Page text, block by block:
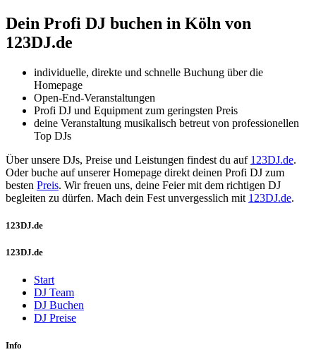
Dein Profi DJ buchen in Köln von
123DJ.de
individuelle, direkte und schnelle Buchung über die
Homepage
Open-End-Veranstaltungen
Profi DJ und Equipment zum geringsten Preis
deine Veranstaltung musikalisch betreut von professionellen
Top DJs
Über unsere DJs, Preise und Leistungen findest du auf 123DJ.de.
Oder buche auf unserer Homepage direkt deinen Profi DJ zum
besten Preis. Wir freuen uns, deine Feier mit dem richtigen DJ
begleiten zu dürfen. Mach dein Fest unvergesslich mit 123DJ.de.
123DJ.de
123DJ.de
Start
DJ Team
DJ Buchen
DJ Preise
Info